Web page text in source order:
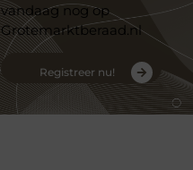
vandaag nog op
Grotemarktberaad.nl
Registreer nu!